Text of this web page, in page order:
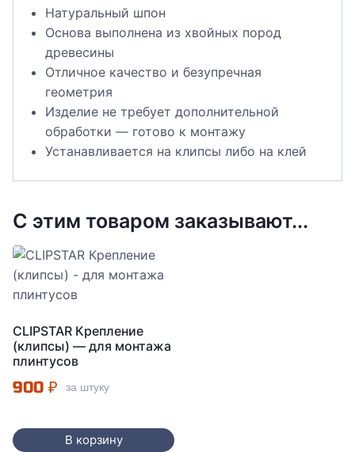
Натуральный шпон
Основа выполнена из хвойных пород
древесины
Отличное качество и безупречная
геометрия
Изделие не требует дополнительной
обработки — готово к монтажу
Устанавливается на клипсы либо на клей
С этим товаром заказывают...
CLIPSTAR Крепление
(клипсы) — для монтажа
плинтусов
900 ₽ за штуку
В корзину